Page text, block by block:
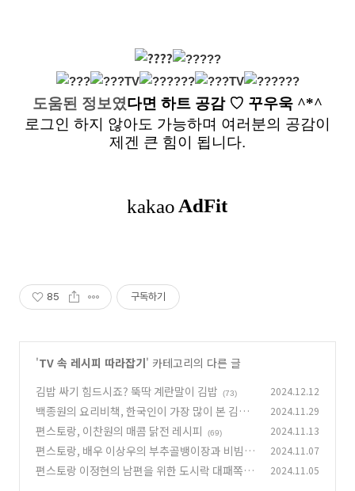
도움된 정보였다면 하트 공감 ♡ 꾸우욱 ^*^
로그인 하지 않아도 가능하며 여러분의 공감이
제겐 큰 힘이 됩니다.
85 구독하기
'TV 속 레시피 따라잡기' 카테고리의 다른 글
김밥 싸기 힘드시죠? 뚝딱 계란말이 김밥
(73) 2024.12.12
백종원의 요리비책, 한국인이 가장 많이 본 김치
찌개
(74)
2024.11.29
편스토랑, 이찬원의 매콤 닭전 레시피 (69) 2024.11.13
편스토랑, 배우 이상우의 부추골뱅이장과 비빔밥
(70)
2024.11.07
편스토랑 이정현의 남편을 위한 도시락 대패쪽파
2024.11.05